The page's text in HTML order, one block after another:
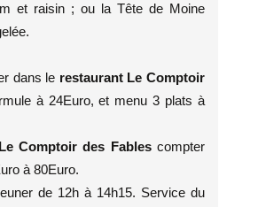
et raisin ; ou la Tête de Moine
et gelée.
dans le restaurant Le Comptoir
à 24Euro, et menu 3 plats à
Le Comptoir des Fables compter
à 80Euro.
de 12h à 14h15. Service du